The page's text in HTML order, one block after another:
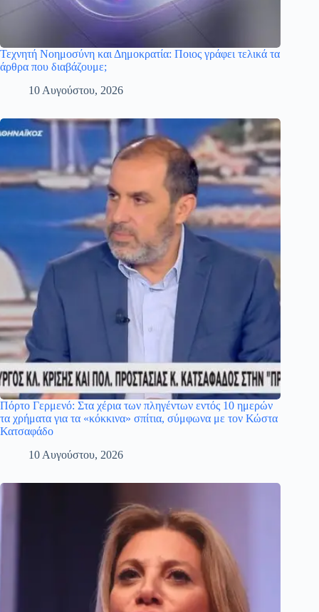
Τεχνητή Νοημοσύνη και Δημοκρατία: Ποιος γράφει τελικά τα
άρθρα που διαβάζουμε;
10 Αυγούστου, 2026
Πόρτο Γερμενό: Στα χέρια των πληγέντων εντός 10 ημερών
τα χρήματα για τα «κόκκινα» σπίτια, σύμφωνα με τον Κώστα
Κατσαφάδο
10 Αυγούστου, 2026